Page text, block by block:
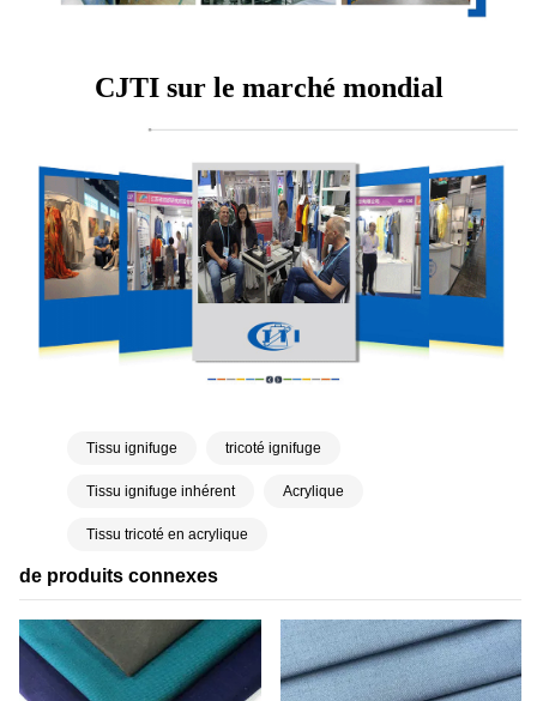
de produits connexes
CJTI sur le marché mondial
Tissu ignifuge tricoté ignifuge
Tissu ignifuge inhérent Acrylique
Tissu tricoté en acrylique